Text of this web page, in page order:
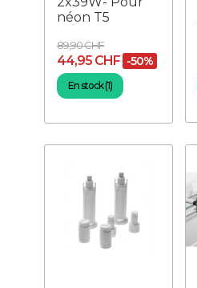
néon T5
89,90 CHF
44,95 CHF -50%
En stock (1)